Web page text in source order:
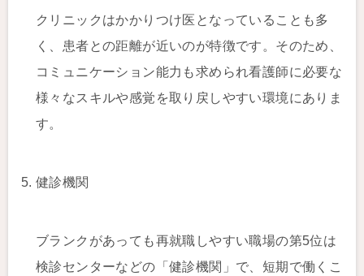
クリニックはかかりつけ医となっていることも多
く、患者との距離が近いのが特徴です。そのため、
コミュニケーション能力も求められ看護師に必要な
様々なスキルや感覚を取り戻しやすい環境にありま
す。
健診機関
ブランクがあっても再就職しやすい職場の第5位は
検診センターなどの「健診機関」で、短期で働くこ